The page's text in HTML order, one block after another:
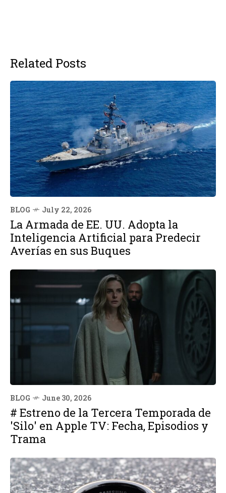
Related Posts
BLOG July 22, 2026
La Armada de EE. UU. Adopta la
Inteligencia Artificial para Predecir
Averías en sus Buques
BLOG June 30, 2026
# Estreno de la Tercera Temporada de
'Silo' en Apple TV: Fecha, Episodios y
Trama